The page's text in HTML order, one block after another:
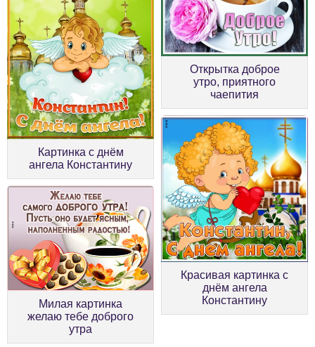
Картинка с днём
ангела Константину
Открытка доброе
утро, приятного
чаепития
Милая картинка
желаю тебе доброго
утра
Красивая картинка с
днём ангела
Константину